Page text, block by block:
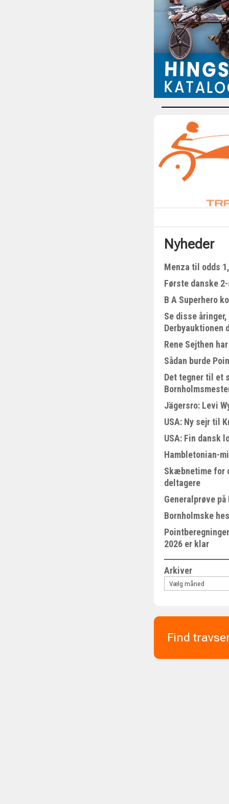
Nyheder
Menza til odds
Første danske
B A Superhero
Se disse
Derbyauktionen
Rene Sejthen
Sådan burde
Det tegner til et
Jägersro: Levi
USA: Ny sejr til
USA: Fin dansk
Hambletonian-
Skæbnetime for
deltagere
Generalprøve
Bornholmske
2026 er klar
Arkiver
Find